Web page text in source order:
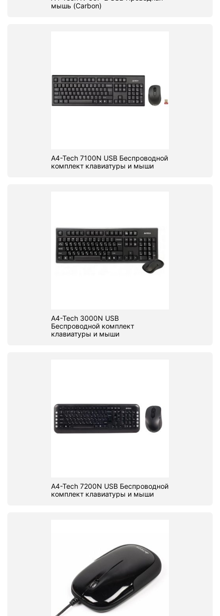
мышь (Carbon)
A4-Tech 7100N USB Беспроводной
комплект клавиатуры и мыши
A4-Tech 3000N USB
Беспроводной комплект
клавиатуры и мыши
A4-Tech 7200N USB Беспроводной
комплект клавиатуры и мыши